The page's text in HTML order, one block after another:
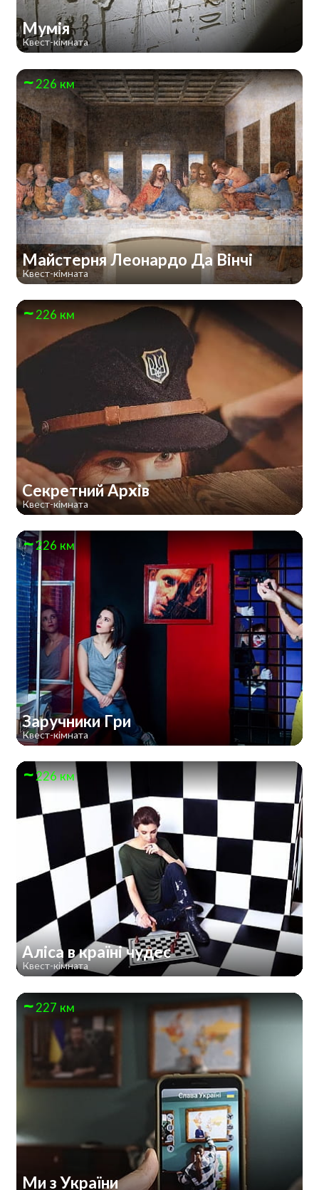
Мумія
Квест-кімната
226 км
Майстерня Леонардо Да Вінчі
Квест-кімната
226 км
Секретний Архів
Квест-кімната
226 км
Заручники Гри
Квест-кімната
226 км
Аліса в країні чудес
Квест-кімната
227 км
Ми з України